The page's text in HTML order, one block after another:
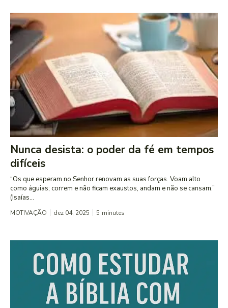
Nunca desista: o poder da fé em tempos
difíceis
“Os que esperam no Senhor renovam as suas forças. Voam alto
como águias; correm e não ficam exaustos, andam e não se cansam.”
(Isaías...
MOTIVAÇÃO dez 04, 2025 5 minutes